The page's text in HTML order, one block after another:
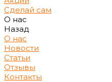
Сделай сам
О нас
Назад
О нас
Новости
Статьи
Отзывы
Контакты